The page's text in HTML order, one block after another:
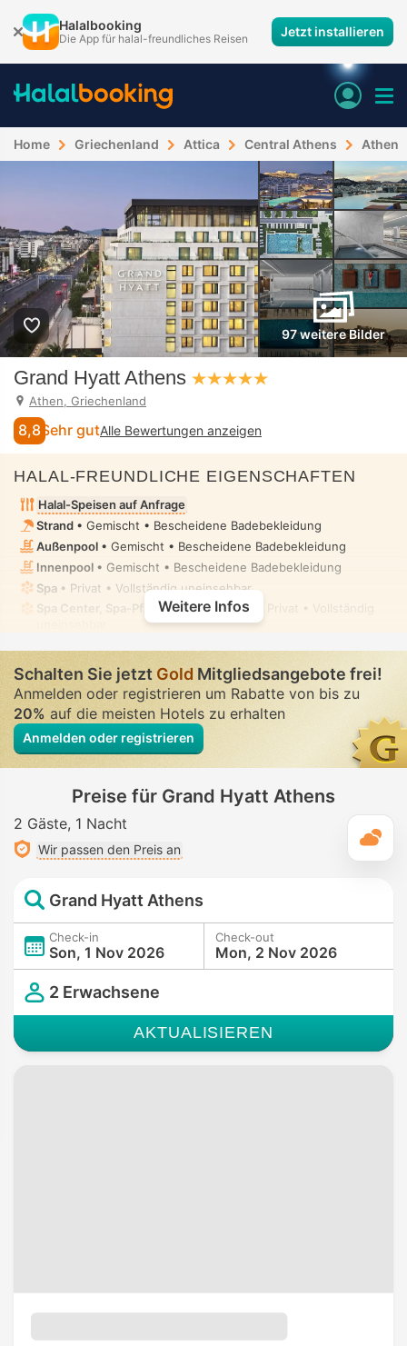
Halalbooking
Die App für halal-freundliches Reisen Jetzt installieren
Home Griechenland Attica Central Athens Athen
97 weitere Bilder
Grand Hyatt Athens
Athen, Griechenland
8,8 Sehr gutAlle Bewertungen anzeigen
HALAL-FREUNDLICHE EIGENSCHAFTEN
Halal-Speisen auf Anfrage
Strand • Gemischt • Bescheidene Badebekleidung
Außenpool • Gemischt • Bescheidene Badebekleidung
Innenpool • Gemischt • Bescheidene Badebekleidung
Spa • Privat • Vollständig uneinsehbar
Spa Center, Spa-Pflegeraum, Massage
• Privat • Vollständig
Unterkunft möglich
Keine Bidet-Ausstattung in den Badezimmern der Zimmer
verfügbar
Weitere Infos
Schalten Sie jetztGold Mitgliedsangebote frei!
Anmelden oder registrieren um Rabatte von bis zu
20%auf die meisten Hotels zu erhalten
Anmelden oder registrieren
Preise für Grand Hyatt Athens
2 Gäste 1 Nacht
Wir passen den Preis an
Grand Hyatt Athens
Check-in
Son, 1 Nov 2026
Check-out
Mon, 2 Nov 2026
2 Erwachsene
AKTUALISIEREN